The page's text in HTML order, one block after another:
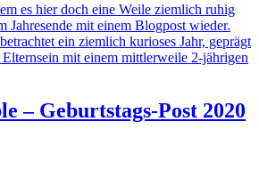
es hier doch eine Weile ziemlich ruhig
Jahresende mit einem Blogpost wieder.
ein ziemlich kurioses Jahr, geprägt
mit einem mittlerweile 2-jährigen
– Geburtstags-Post 2020